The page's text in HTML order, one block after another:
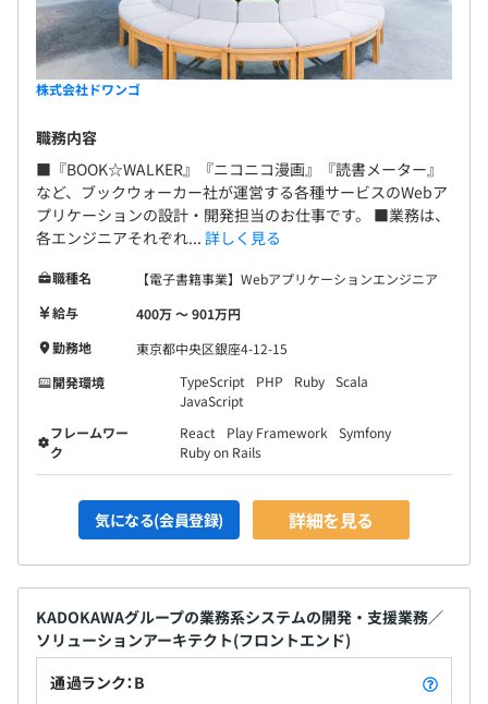
株式会社ドワンゴ
職務内容
■『BOOK☆WALKER』『ニコニコ漫画』『読書メーター』
など、ブックウォーカー社が運営する各種サービスのWebア
プリケーションの設計・開発担当のお仕事です。 ■業務は、
各エンジニアそれぞれ... 詳しく見る
職種名
【電子書籍事業】Webアプリケーションエンジニア
給与
400万 〜 901万円
勤務地
東京都中央区銀座4-12-15
開発環境
TypeScript PHP Ruby Scala
JavaScript
フレームワー
ク
React Play Framework
Symfony
Ruby on Rails
気になる(会員登録) 詳細を見る
KADOKAWAグループの業務系システムの開発・支援業務／
ソリューションアーキテクト(フロントエンド)
通過ランク：B